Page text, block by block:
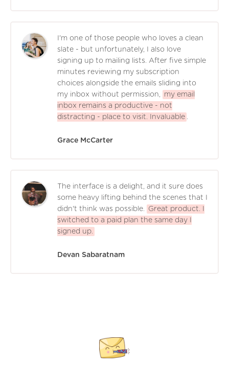
I'm one of those people who loves a clean
slate - but unfortunately, I also love
signing up to mailing lists. After five simple
minutes reviewing my subscription
choices alongside the emails sliding into
my inbox without permission,
my email
inbox remains a productive - not
distracting - place to visit. Invaluable
Grace McCarter
The interface is a delight, and it sure does
some heavy lifting behind the scenes that I
didn't think was possible.
Great product. I
switched to a paid plan the same day I
signed up.
Devan Sabaratnam